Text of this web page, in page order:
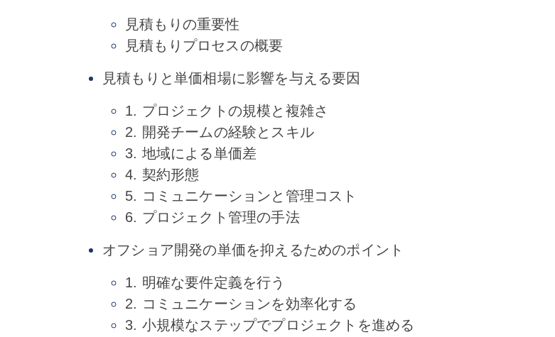
見積もりの重要性
見積もりプロセスの概要
見積もりと単価相場に影響を与える要因
1. プロジェクトの規模と複雑さ
2. 開発チームの経験とスキル
3. 地域による単価差
4. 契約形態
5. コミュニケーションと管理コスト
6. プロジェクト管理の手法
オフショア開発の単価を抑えるためのポイント
1. 明確な要件定義を行う
2. コミュニケーションを効率化する
3. 小規模なステップでプロジェクトを進める